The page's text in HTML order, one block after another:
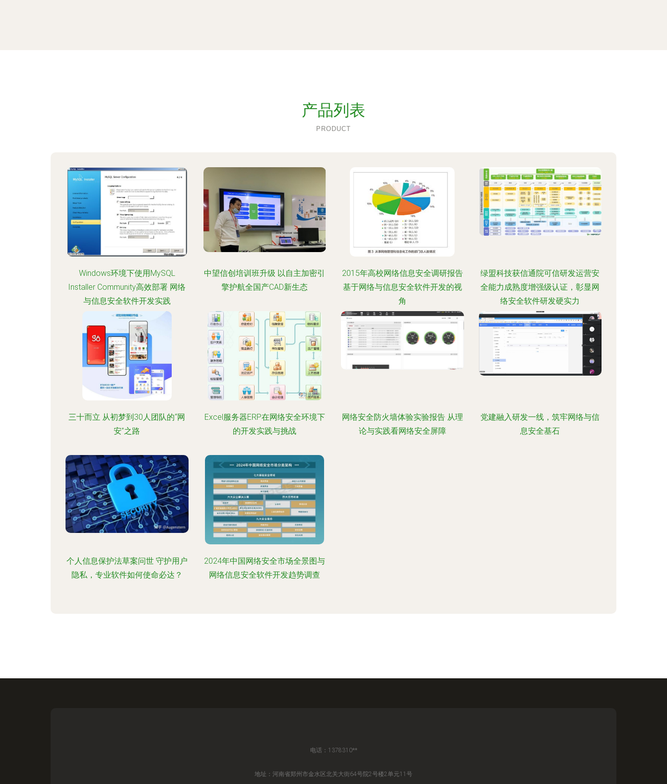
产品列表
PRODUCT
Windows环境下使用MySQL
Installer Community高效部署 网络
与信息安全软件开发实践
中望信创培训班升级 以自主加密引
擎护航全国产CAD新生态
2015年高校网络信息安全调研报告
基于网络与信息安全软件开发的视
角
绿盟科技获信通院可信研发运营安
全能力成熟度增强级认证，彰显网
络安全软件研发硬实力
三十而立 从初梦到30人团队的“网
安”之路
Excel服务器ERP在网络安全环境下
的开发实践与挑战
网络安全防火墙体验实验报告 从理
论与实践看网络安全屏障
党建融入研发一线，筑牢网络与信
息安全基石
个人信息保护法草案问世 守护用户
隐私，专业软件如何使命必达？
2024年中国网络安全市场全景图与
网络信息安全软件开发趋势调查
电话：1378310**
地址：河南省郑州市金水区北关大街64号院2号楼2单元11号